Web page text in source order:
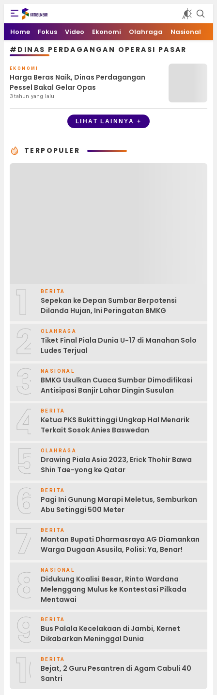
Kata Sumbar
Berita Sumbar Hari Ini
Home Fokus Video Ekonomi Olahraga Nasional
#DINAS PERDAGANGAN OPERASI PASAR
EKONOMI
Harga Beras Naik, Dinas Perdagangan
Pessel Bakal Gelar Opas
3 tahun yang lalu
LIHAT LAINNYA +
TERPOPULER
1 BERITA
Sepekan ke Depan Sumbar Berpotensi
Dilanda Hujan, Ini Peringatan BMKG
2 OLAHRAGA
Tiket Final Piala Dunia U-17 di Manahan Solo
Ludes Terjual
3 NASIONAL
BMKG Usulkan Cuaca Sumbar Dimodifikasi
Antisipasi Banjir Lahar Dingin Susulan
4 BERITA
Ketua PKS Bukittinggi Ungkap Hal Menarik
Terkait Sosok Anies Baswedan
5 OLAHRAGA
Drawing Piala Asia 2023, Erick Thohir Bawa
Shin Tae-yong ke Qatar
6 BERITA
Pagi Ini Gunung Marapi Meletus, Semburkan
Abu Setinggi 500 Meter
7 BERITA
Mantan Bupati Dharmasraya AG Diamankan
Warga Dugaan Asusila, Polisi: Ya, Benar!
8 NASIONAL
Didukung Koalisi Besar, Rinto Wardana
Melenggang Mulus ke Kontestasi Pilkada
Mentawai
9 BERITA
Bus Palala Kecelakaan di Jambi, Kernet
Dikabarkan Meninggal Dunia
10BERITA
Bejat, 2 Guru Pesantren di Agam Cabuli 40
Santri